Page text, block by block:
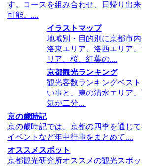
す。コースを組み合わせ、日帰り出
可能。....
イラストマップ
地域別・目的別に京都市内
洛東エリア、洛西エリア
リア、桜、紅葉の....
京都観光ランキング
観光客数ランキングベス
い事と、東の清水エリア
気が二分....
京の歳時記
京の歳時記では、京都の四季を通じ
イベントなど年中行事をまとめて....
オススメスポット
京都観光研究所オススメの観光スポ